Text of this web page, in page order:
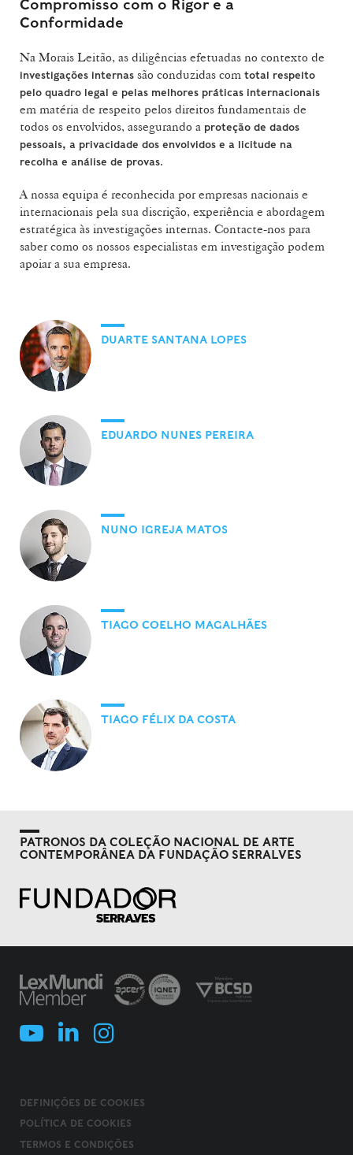
Compromisso com o Rigor e a
Conformidade
Na Morais Leitão, as diligências efetuadas no contexto de
investigações internas são conduzidas com total respeito
pelo quadro legal e pelas melhores práticas internacionais
em matéria de respeito pelos direitos fundamentais de
todos os envolvidos, assegurando a proteção de dados
pessoais, a privacidade dos envolvidos e a licitude na
recolha e análise de provas.
A nossa equipa é reconhecida por empresas nacionais e
internacionais pela sua discrição, experiência e abordagem
estratégica às investigações internas. Contacte-nos para
saber como os nossos especialistas em investigação podem
apoiar a sua empresa.
DUARTE SANTANA LOPES
EDUARDO NUNES PEREIRA
NUNO IGREJA MATOS
TIAGO COELHO MAGALHÃES
TIAGO FÉLIX DA COSTA
PATRONOS DA COLEÇÃO NACIONAL DE ARTE
CONTEMPORÂNEA DA FUNDAÇÃO SERRALVES
DEFINIÇÕES DE COOKIES
POLÍTICA DE COOKIES
TERMOS E CONDIÇÕES